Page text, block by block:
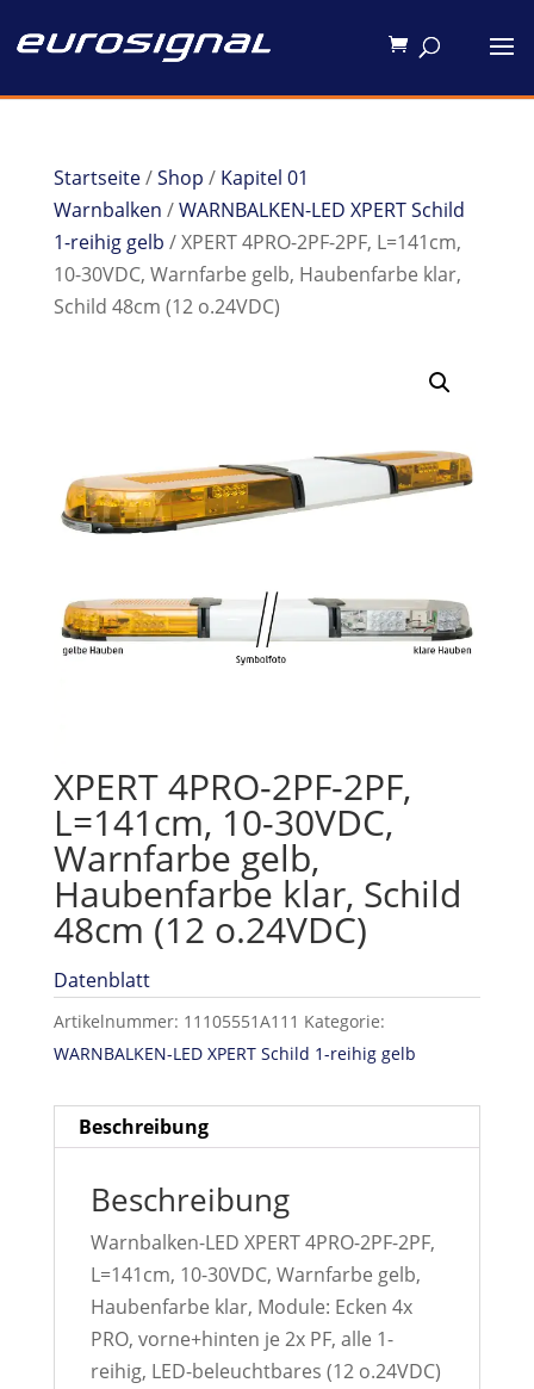
Startseite/Shop / Kapitel 01
Warnbalken /WARNBALKEN-LED XPERT Schild
1-reihig gelb / XPERT 4PRO-2PF-2PF, L=141cm,
10-30VDC, Warnfarbe gelb, Haubenfarbe klar,
Schild 48cm (12 o.24VDC)
XPERT 4PRO-2PF-2PF,
L=141cm, 10-30VDC,
Warnfarbe gelb,
Haubenfarbe klar, Schild
48cm (12 o.24VDC)
Datenblatt
Artikelnummer: 11105551A111 Kategorie:
WARNBALKEN-LED XPERT Schild 1-reihig gelb
Beschreibung
Beschreibung
Warnbalken-LED XPERT 4PRO-2PF-2PF,
L=141cm, 10-30VDC, Warnfarbe gelb,
Haubenfarbe klar, Module: Ecken 4x
PRO, vorne+hinten je 2x PF, alle 1-
reihig, LED-beleuchtbares (12 o.24VDC)